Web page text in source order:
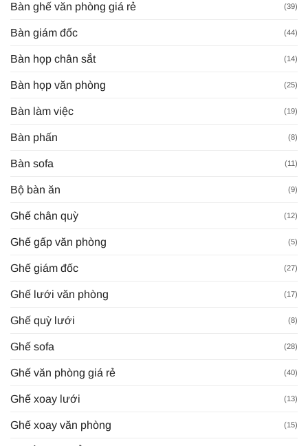
Bàn ghế văn phòng giá rẻ (39)
Bàn giám đốc (44)
Bàn họp chân sắt (14)
Bàn họp văn phòng (25)
Bàn làm việc (19)
Bàn phấn (8)
Bàn sofa (11)
Bộ bàn ăn (9)
Ghế chân quỳ (12)
Ghế gấp văn phòng (5)
Ghế giám đốc (27)
Ghế lưới văn phòng (17)
Ghế quỳ lưới (8)
Ghế sofa (28)
Ghế văn phòng giá rẻ (40)
Ghế xoay lưới (13)
Ghế xoay văn phòng (15)